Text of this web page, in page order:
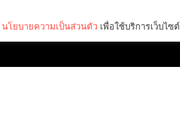
นโยบายความเป็นส่วนตัว เพื่อใช้บริการเว็บไซต์